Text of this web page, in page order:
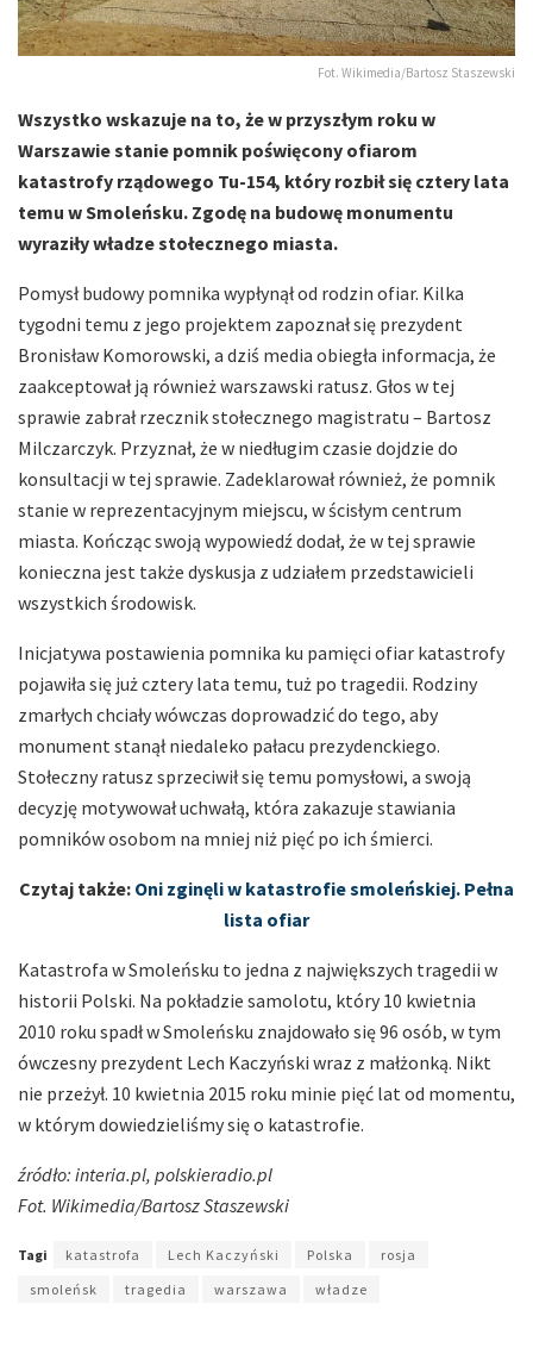
Fot. Wikimedia/Bartosz Staszewski
Wszystko wskazuje na to, że w przyszłym roku w
Warszawie stanie pomnik poświęcony ofiarom
katastrofy rządowego Tu-154, który rozbił się cztery lata
temu w Smoleńsku. Zgodę na budowę monumentu
wyraziły władze stołecznego miasta.
Pomysł budowy pomnika wypłynął od rodzin ofiar. Kilka
tygodni temu z jego projektem zapoznał się prezydent
Bronisław Komorowski, a dziś media obiegła informacja, że
zaakceptował ją również warszawski ratusz. Głos w tej
sprawie zabrał rzecznik stołecznego magistratu – Bartosz
Milczarczyk. Przyznał, że w niedługim czasie dojdzie do
konsultacji w tej sprawie. Zadeklarował również, że pomnik
stanie w reprezentacyjnym miejscu, w ścisłym centrum
miasta. Kończąc swoją wypowiedź dodał, że w tej sprawie
konieczna jest także dyskusja z udziałem przedstawicieli
wszystkich środowisk.
Inicjatywa postawienia pomnika ku pamięci ofiar katastrofy
pojawiła się już cztery lata temu, tuż po tragedii. Rodziny
zmarłych chciały wówczas doprowadzić do tego, aby
monument stanął niedaleko pałacu prezydenckiego.
Stołeczny ratusz sprzeciwił się temu pomysłowi, a swoją
decyzję motywował uchwałą, która zakazuje stawiania
pomników osobom na mniej niż pięć po ich śmierci.
Czytaj także: Oni zginęli w katastrofie smoleńskiej. Pełna
lista ofiar
Katastrofa w Smoleńsku to jedna z największych tragedii w
historii Polski. Na pokładzie samolotu, który 10 kwietnia
2010 roku spadł w Smoleńsku znajdowało się 96 osób, w tym
ówczesny prezydent Lech Kaczyński wraz z małżonką. Nikt
nie przeżył. 10 kwietnia 2015 roku minie pięć lat od momentu,
w którym dowiedzieliśmy się o katastrofie.
źródło: interia.pl, polskieradio.pl
Fot. Wikimedia/Bartosz Staszewski
Tagi katastrofa Lech Kaczyński Polska
rosja
smoleńsk
tragedia warszawa władze